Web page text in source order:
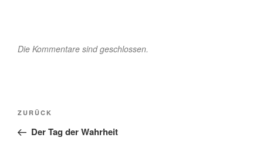
Die Kommentare sind geschlossen.
Beitragsnavigation
Vorheriger
Beitrag
ZURÜCK
Der Tag der Wahrheit